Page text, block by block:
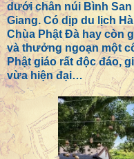
dưới chân núi Bình San
Giang. Có dịp du lịch
Chùa Phật Đà hay còn
và thưởng ngoạn một
Phật giáo rất độc đáo,
vừa hiện đại…